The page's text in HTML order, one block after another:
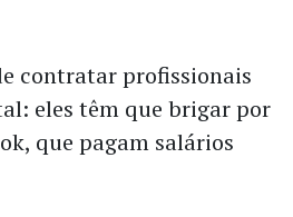
contratar profissionais
eles têm que brigar por
que pagam salários